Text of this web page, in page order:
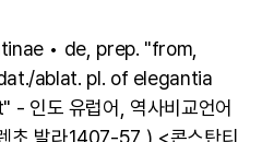
• de, prep. "from,
ablat. pl. of elegantia
인도 유럽어, 역사비교언어
발라1407-57 ) <콘스탄티